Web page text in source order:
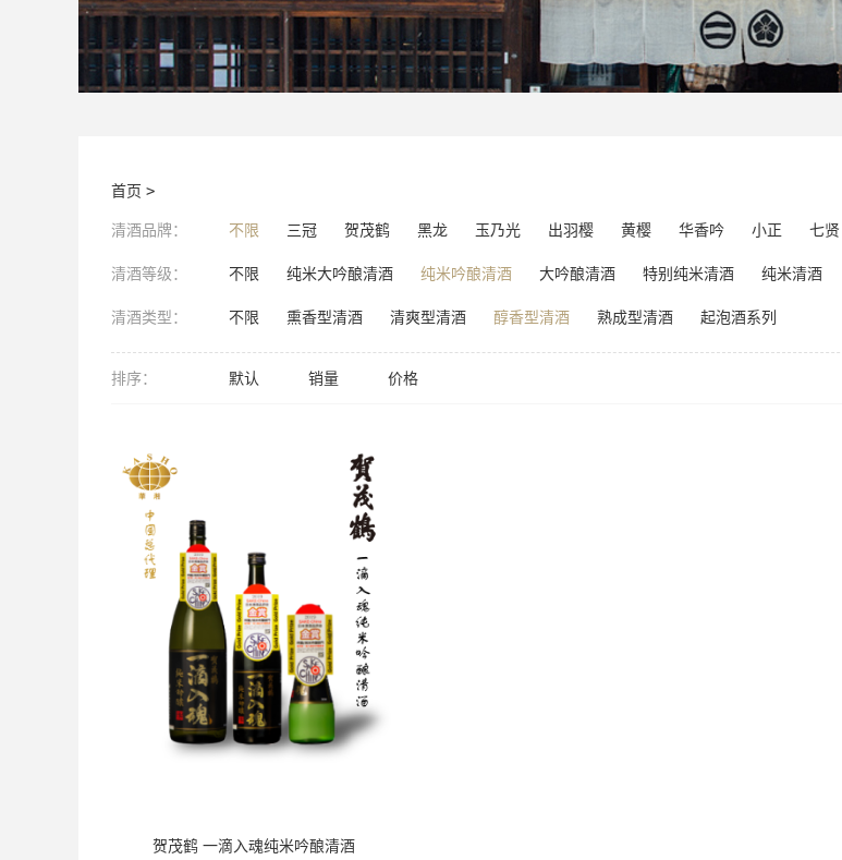
首页 >
清酒品牌： 不限 三冠 贺茂鹤 黑龙 玉乃光 出羽樱 黄樱 华香吟 小正 七贤
清酒等级： 不限 纯米大吟酿清酒 纯米吟酿清酒 大吟酿清酒 特别纯米清酒 纯米清酒
清酒类型： 不限 熏香型清酒 清爽型清酒 醇香型清酒 熟成型清酒 起泡酒系列
排序： 默认 销量 价格
贺茂鹤 一滴入魂纯米吟酿清酒